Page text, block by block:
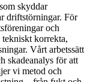
skyddar
driftstörningar. För
och
korrekta,
Vårt arbetssätt
skadeanalys för att
vi metod och